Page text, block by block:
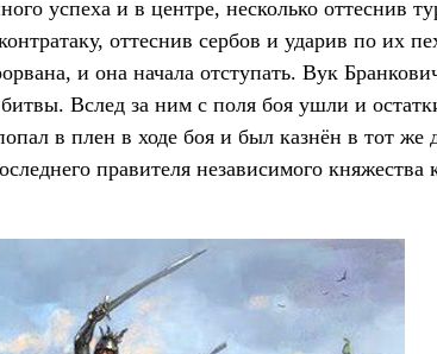
успеха и в центре, несколько оттеснив
оттеснив сербов и ударив по их
и она начала отступать. Вук
Вслед за ним с поля боя ушли и
в плен в ходе боя и был казнён в тот же
правителя независимого княжества